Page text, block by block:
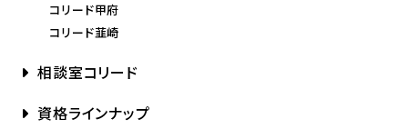
コリード甲府
コリード韮崎
相談室コリード
資格ラインナップ